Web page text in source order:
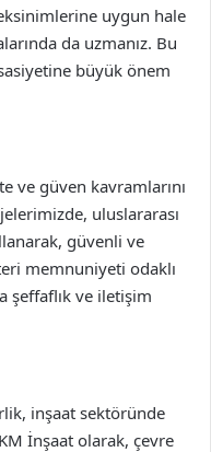
uygun hale
da uzmanız. Bu
büyük önem
ve güven kavramlarını
uluslararası
güvenli ve
memnuniyeti odaklı
şeffaflık ve iletişim
inşaat sektöründe
İnşaat olarak, çevre